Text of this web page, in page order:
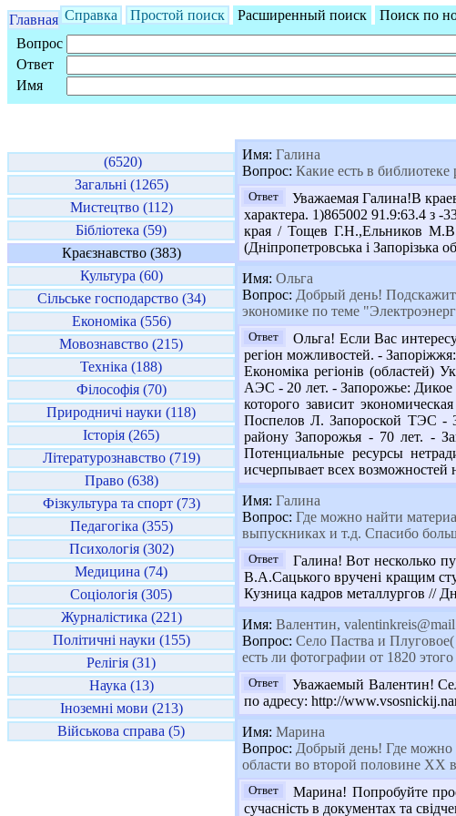
Главная Справка Простой поиск Расширенный поиск Поиск по
Вопрос
Ответ
Имя
(6520)
Загальні (1265)
Мистецтво (112)
Бібліотека (59)
Краєзнавство (383)
Культура (60)
Сільське господарство (34)
Економіка (556)
Мовознавство (215)
Техніка (188)
Філософія (70)
Природничі науки (118)
Історія (265)
Літературознавство (719)
Право (638)
Фізкультура та спорт (73)
Педагогіка (355)
Психологія (302)
Медицина (74)
Соціологія (305)
Журналістика (221)
Політичні науки (155)
Релігія (31)
Наука (13)
Іноземні мови (213)
Військова справа (5)
Имя: Галина
Вопрос: Какие есть в
Ответ
Уважаемая Галина!В
характера. 1)865002 91.9:63.4 з
края / Тощев Г.Н.,Ельников
(Дніпропетровська і
Имя: Ольга
Вопрос: Добрый день!
экономике по теме
Ответ
Ольга! Если Вас
регіон можливостей. -
Економіка регіонів
АЭС - 20 лет. - Запорожье: Дикое
которого зависит
Поспелов Л. Запороской ТЭС -
району Запорожья - 70 лет. -
Потенциальные ресурсы
исчерпывает всех
Имя: Галина
Вопрос: Где можно найти
выпускниках и т.д. Спасибо
Ответ
Галина! Вот несколько
В.А.Сацького вручені кращим
Кузница кадров металлургов //
Имя: Валентин,
Вопрос: Село Паства и Плуговое(
есть ли фотографии от 1820 этого
Ответ
Уважаемый Валентин!
по адресу: http://
Имя: Марина
Вопрос: Добрый день! Где можно
области во второй половине ХХ
Ответ
Марина! Попробуйте
сучасність в документах та